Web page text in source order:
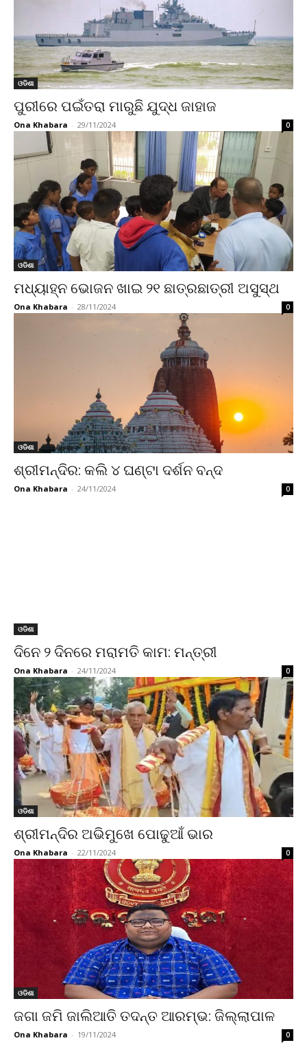
ଓଡିଶା
ପୁରୀରେ ପଇଁତରା ମାରୁଛି ଯୁଦ୍ଧ ଜାହାଜ
Ona Khabara - 29/11/2024 0
ଓଡିଶା
ମଧ୍ୟାହ୍ନ ଭୋଜନ ଖାଇ ୨୧ ଛାତ୍ରଛାତ୍ରୀ ଅସୁସ୍ଥ
Ona Khabara - 28/11/2024 0
ଓଡିଶା
ଶ୍ରୀମନ୍ଦିର: କଲି ୪ ଘଣ୍ଟା ଦର୍ଶନ ବନ୍ଦ
Ona Khabara - 24/11/2024 0
ଓଡିଶା
ଦିନେ ୨ ଦିନରେ ମରାମତି କାମ: ମନ୍ତ୍ରୀ
Ona Khabara - 24/11/2024 0
ଓଡିଶା
ଶ୍ରୀମନ୍ଦିର ଅଭିମୁଖେ ପୋଢୁଆଁ ଭାର
Ona Khabara - 22/11/2024 0
ଓଡିଶା
ଜଗା ଜମି ଜାଲିଆତି ତଦନ୍ତ ଆରମ୍ଭ: ଜିଲ୍ଲାପାଳ
Ona Khabara - 19/11/2024 0